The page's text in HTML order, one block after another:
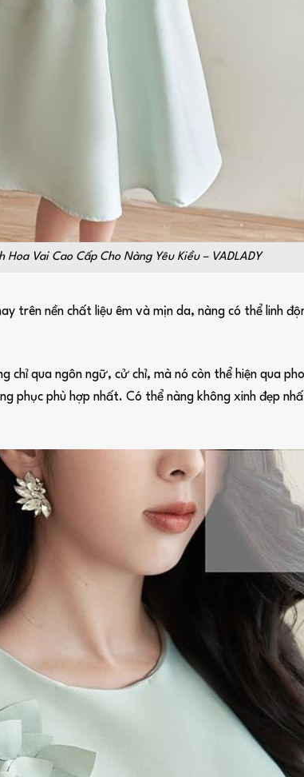
Hoa Vai Cao Cấp Cho Nàng Yêu Kiều – VADLADY
trên nền chất liệu êm và mịn da, nàng có thể linh
chỉ qua ngôn ngữ, cử chỉ, mà nó còn thể hiện qua
phục phù hợp nhất. Có thể nàng không xinh đẹp